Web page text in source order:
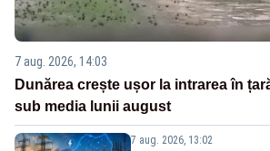
7 aug. 2026, 14:03
Dunărea crește ușor la intrarea în
sub media lunii august
7 aug. 2026, 13:02